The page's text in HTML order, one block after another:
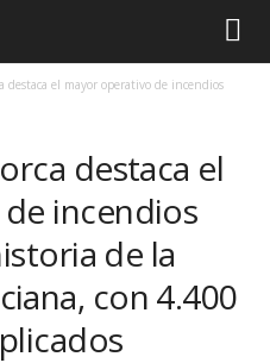
destaca el mayor operativo de incendios
destaca el
incendios
de la
con 4.400